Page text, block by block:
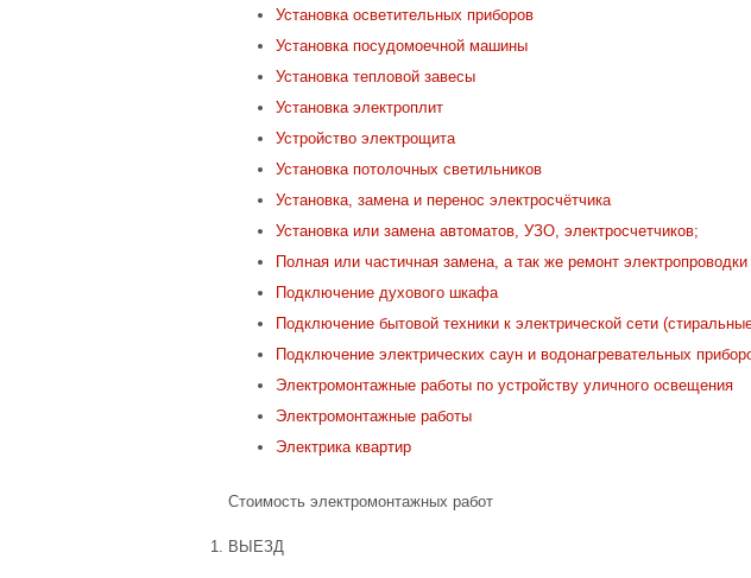
Установка осветительных приборов
Установка посудомоечной машины
Установка тепловой завесы
Установка электроплит
Устройство электрощита
Установка потолочных светильников
Установка, замена и перенос электросчётчика
Установка или замена автоматов, УЗО, электросчетчиков;
Полная или частичная замена, а так же ремонт
Подключение духового шкафа
Подключение бытовой техники к электрической сети
Подключение электрических саун и водонагревательных
Электромонтажные работы по устройству уличного освещения
Электромонтажные работы
Электрика квартир
Стоимость электромонтажных работ
ВЫЕЗД